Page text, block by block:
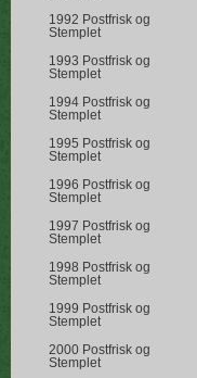
1992 Postfrisk og
Stemplet
1993 Postfrisk og
Stemplet
1994 Postfrisk og
Stemplet
1995 Postfrisk og
Stemplet
1996 Postfrisk og
Stemplet
1997 Postfrisk og
Stemplet
1998 Postfrisk og
Stemplet
1999 Postfrisk og
Stemplet
2000 Postfrisk og
Stemplet